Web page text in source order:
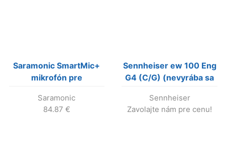
Saramonic SmartMic+
mikrofón pre
kardioidnou
charakteristikou
Saramonic
84.87 €
Sennheiser ew 100 Eng
G4 (C/G) (nevyrába sa
Sennheiser
Zavolajte nám pre cenu!